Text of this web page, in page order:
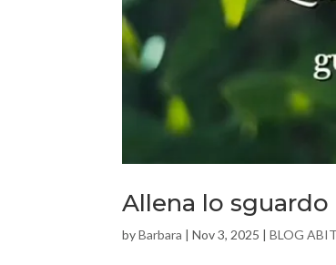
Allena lo sguardo
byBarbara |Nov 3, 2025 |BLOG